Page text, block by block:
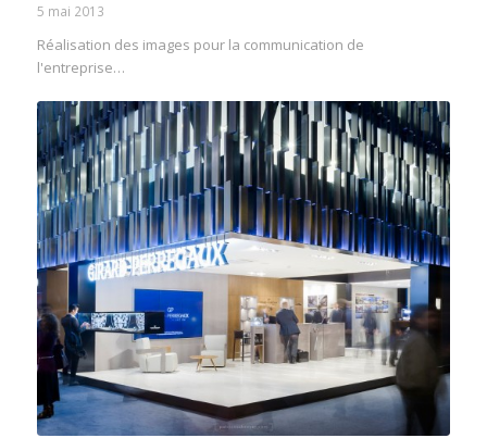
5 mai 2013
Réalisation des images pour la communication de
l'entreprise…